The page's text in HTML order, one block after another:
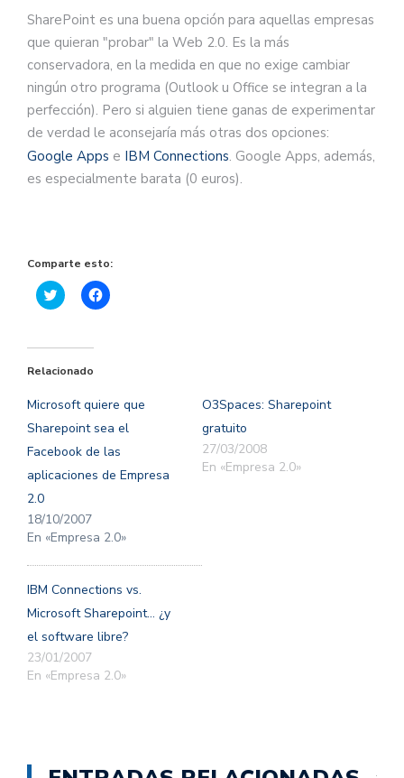
SharePoint es una buena opción para aquellas empresas
que quieran "probar" la Web 2.0. Es la más
conservadora, en la medida en que no exige cambiar
ningún otro programa (Outlook u Office se integran a la
perfección). Pero si alguien tiene ganas de experimentar
de verdad le aconsejaría más otras dos opciones:
Google Apps e IBM Connections. Google Apps, además,
es especialmente barata (0 euros).
Comparte esto:
Haz
clic
Twitter
abre
una
ventana
nueva)
Haz
clic
ventana
nueva)
Relacionado
Microsoft quiere que
Sharepoint sea el
Facebook de las
aplicaciones de Empresa
2.0
18/10/2007
En «Empresa 2.0»
O3Spaces: Sharepoint
gratuito
27/03/2008
En «Empresa 2.0»
IBM Connections vs.
Microsoft Sharepoint… ¿y
el software libre?
23/01/2007
En «Empresa 2.0»